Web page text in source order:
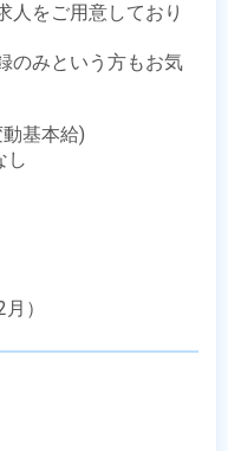
をご用意しており
のみという方もお気
基本給)
し
）